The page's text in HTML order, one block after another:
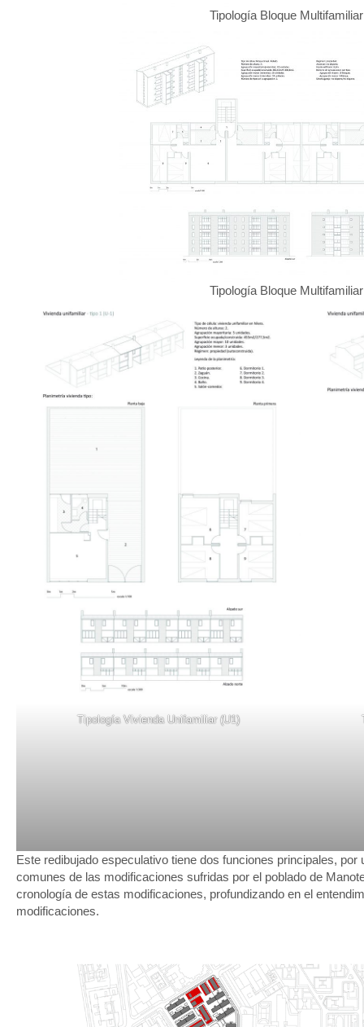
Tipología Bloque
Tipología Bloque
Tipología Vivienda Unifamiliar (U1)
Este redibujado especulativo tiene dos funciones principales,
comunes de las modificaciones sufridas por el poblado de
cronología de estas modificaciones, profundizando en el
modificaciones.